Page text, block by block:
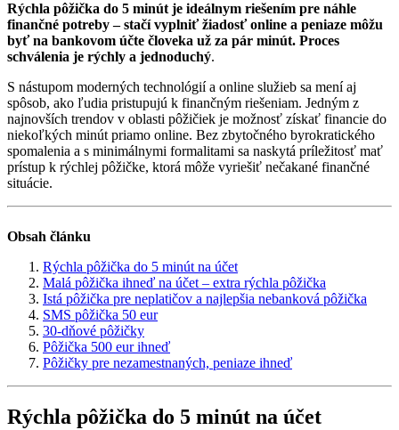
Rýchla pôžička do 5 minút je ideálnym riešením pre náhle
finančné potreby – stačí vyplniť žiadosť online a peniaze môžu
byť na bankovom účte človeka už za pár minút. Proces
schválenia je rýchly a jednoduchý.
S nástupom moderných technológií a online služieb sa mení aj
spôsob, ako ľudia pristupujú k finančným riešeniam. Jedným z
najnovších trendov v oblasti pôžičiek je možnosť získať financie do
niekoľkých minút priamo online. Bez zbytočného byrokratického
spomalenia a s minimálnymi formalitami sa naskytá príležitosť mať
prístup k rýchlej pôžičke, ktorá môže vyriešiť nečakané finančné
situácie.
Obsah článku
Rýchla pôžička do 5 minút na účet
Malá pôžička ihneď na účet – extra rýchla pôžička
Istá pôžička pre neplatičov a najlepšia nebanková pôžička
SMS pôžička 50 eur
30-dňové pôžičky
Pôžička 500 eur ihneď
Pôžičky pre nezamestnaných, peniaze ihneď
Rýchla pôžička do 5 minút na účet